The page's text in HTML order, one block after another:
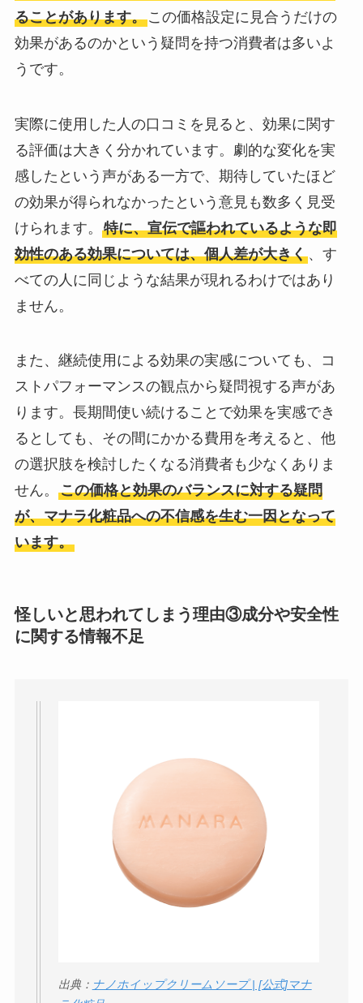
ることがあります。この価格設定に見合うだけの
効果があるのかという疑問を持つ消費者は多いよ
うです。
実際に使用した人の口コミを見ると、効果に関す
る評価は大きく分かれています。劇的な変化を実
感したという声がある一方で、期待していたほど
の効果が得られなかったという意見も数多く見受
けられます。 特に、宣伝で謳われているような即
効性のある効果については、個人差が大きく、す
べての人に同じような結果が現れるわけではあり
ません。
また、継続使用による効果の実感についても、コ
ストパフォーマンスの観点から疑問視する声があ
ります。長期間使い続けることで効果を実感でき
るとしても、その間にかかる費用を考えると、他
の選択肢を検討したくなる消費者も少なくありま
せん。 この価格と効果のバランスに対する疑問
が、マナラ化粧品への不信感を生む一因となって
います。
怪しいと思われてしまう理由③成分や安全性
に関する情報不足
出典： ナノホイップクリームソープ | [公式]マナ